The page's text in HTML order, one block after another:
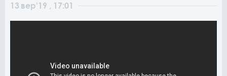
13 вер'19 , 17:01